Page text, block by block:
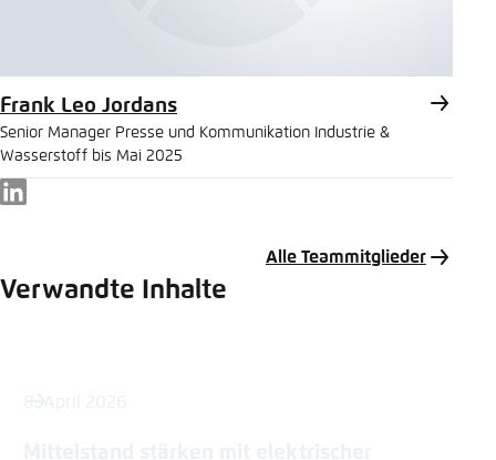
Frank Leo Jordans
Senior Manager Presse und Kommunikation Industrie &
Wasserstoff bis Mai 2025
LinkedIn
Alle Teammitglieder
Verwandte Inhalte